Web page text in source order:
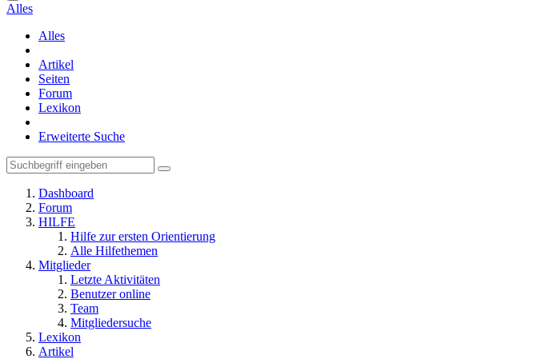
Alles
Alles
Artikel
Seiten
Forum
Lexikon
Erweiterte Suche
Dashboard
Forum
HILFE
Hilfe zur ersten Orientierung
Alle Hilfethemen
Mitglieder
Letzte Aktivitäten
Benutzer online
Team
Mitgliedersuche
Lexikon
Artikel